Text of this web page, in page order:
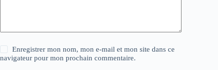
Enregistrer mon nom, mon e-mail et mon site dans ce
navigateur pour mon prochain commentaire.